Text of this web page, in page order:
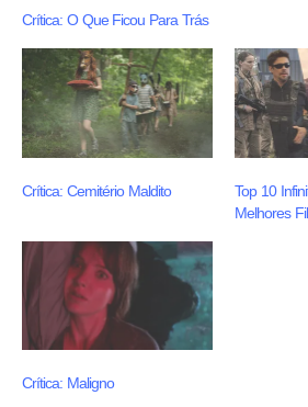
Crítica: O Que Ficou Para Trás
Crítica: Cemitério Maldito
Top 10
Melhores
Crítica: Maligno